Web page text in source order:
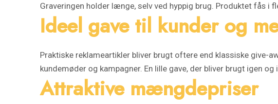
Graveringen holder længe, selv ved hyppig brug. Produktet fås i
Ideel gave til kunder og
Praktiske reklameartikler bliver brugt oftere end klassiske give-
kundemøder og kampagner. En lille gave, der bliver brugt igen
Attraktive mængdepriser